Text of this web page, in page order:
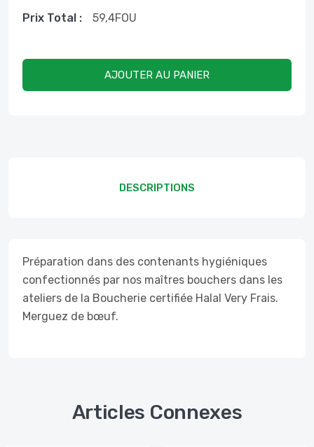
Prix ​​total : 59,4FOU
AJOUTER AU PANIER
DESCRIPTIONS
Préparation dans des contenants hygiéniques
confectionnés par nos maîtres bouchers dans les
ateliers de la Boucherie certifiée Halal Very Frais.
Merguez de bœuf.
Articles Connexes